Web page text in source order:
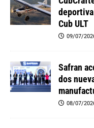
Cub ULT
09/07/
Safran
dos
08/07/